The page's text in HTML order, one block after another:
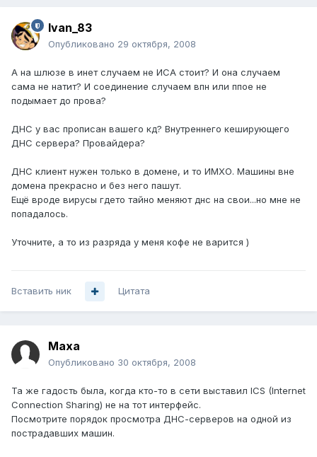
Ivan_83
Опубликовано 29 октября, 2008
А на шлюзе в инет случаем не ИСА стоит? И она случаем
сама не натит? И соединение случаем впн или ппое не
подымает до прова?
ДНС у вас прописан вашего кд? Внутреннего кеширующего
ДНС сервера? Провайдера?
ДНС клиент нужен только в домене, и то ИМХО. Машины вне
домена прекрасно и без него пашут.
Ещё вроде вирусы гдето тайно меняют днс на свои...но мне не
попадалось.
Уточните, а то из разряда у меня кофе не варится )
Вставить ник Цитата
Maxa
Опубликовано 30 октября, 2008
Та же гадость была, когда кто-то в сети выставил ICS (Internet
Connection Sharing) не на тот интерфейс.
Посмотрите порядок просмотра ДНС-серверов на одной из
пострадавших машин.